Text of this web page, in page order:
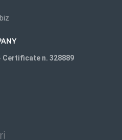
Certificate n. 328889